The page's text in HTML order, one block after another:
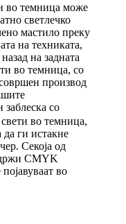
во темница може
светлечко
мастило преку
на техниката,
на задната
во темница, со
производ
заблеска со
во темница,
да ги истакне
Секоја од
CMYK
во